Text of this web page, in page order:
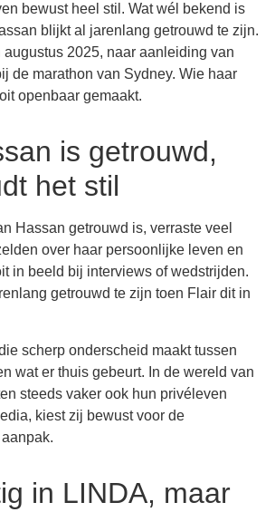
bewust heel stil. Wat wél bekend is
blijkt al jarenlang getrouwd te zijn.
augustus 2025, naar aanleiding van
de marathon van Sydney. Wie haar
openbaar gemaakt.
is getrouwd,
het stil
Hassan getrouwd is, verraste veel
over haar persoonlijke leven en
in beeld bij interviews of wedstrijden.
getrouwd te zijn toen Flair dit in
scherp onderscheid maakt tussen
wat er thuis gebeurt. In de wereld van
steeds vaker ook hun privéleven
kiest zij bewust voor de
in LINDA, maar